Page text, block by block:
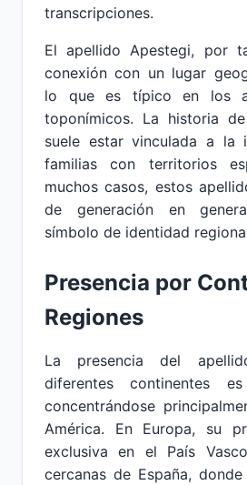
transcripciones.
El apellido Apestegi, por
conexión con un lugar
lo que es típico en los
toponímicos. La historia
suele estar vinculada a la
familias con territorios
muchos casos, estos
de generación en
símbolo de identidad
Presencia por
Regiones
La presencia del
diferentes continentes
concentrándose
América. En Europa, su
exclusiva en el País
cercanas de España,